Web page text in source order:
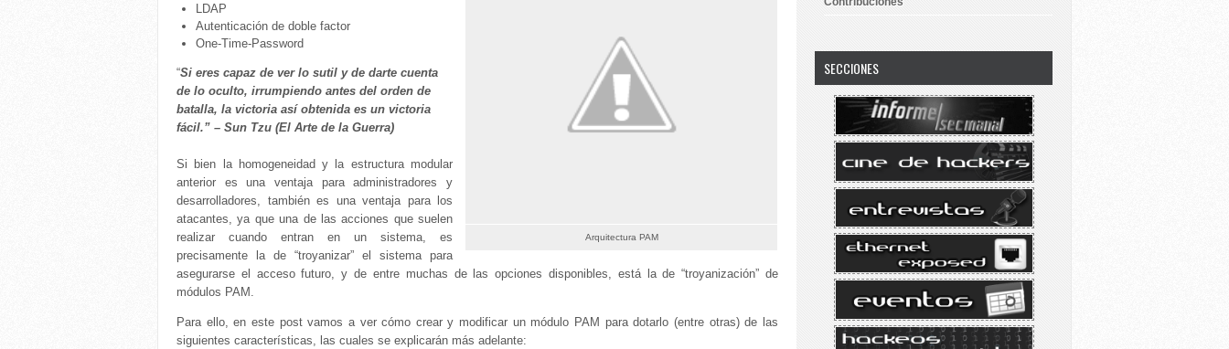
Arquitectura PAM
LDAP
Autenticación de doble factor
One-Time-Password
“Si eres capaz de ver lo sutil y de darte cuenta
de lo oculto, irrumpiendo antes del orden de
batalla, la victoria así obtenida es un victoria
fácil.” – Sun Tzu (El Arte de la Guerra)
Si bien la homogeneidad y la estructura modular
anterior es una ventaja para administradores y
desarrolladores, también es una ventaja para los
atacantes, ya que una de las acciones que suelen
realizar cuando entran en un sistema, es
precisamente la de “troyanizar” el sistema para
asegurarse el acceso futuro, y de entre muchas de las opciones disponibles, está la de “troyanización” de
módulos PAM.
Para ello, en este post vamos a ver cómo crear y modificar un módulo PAM para dotarlo (entre otras) de las
siguientes características, las cuales se explicarán más adelante:
SECCIONES